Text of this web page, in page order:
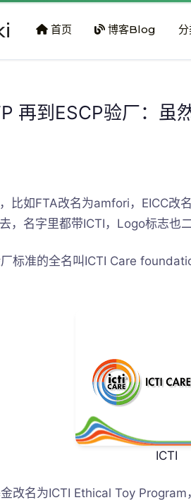
首页 博客Blog
再到ESCP验厂：虽
比如FTA改名为amfori，EICC改
，名字里都带ICTI，Logo标志也
标准的全名叫ICTI Care
ICTI
改名为ICTI Ethical Toy Program